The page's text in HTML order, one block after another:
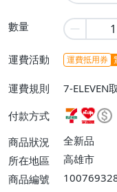
數量
運費活動 運費抵用券
運費規則
7-ELEVEN
富取貨付
【單件運費
付款方式
商品狀況
全新品
所在地區
高雄市
商品編號